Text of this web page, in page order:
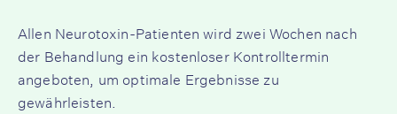
Allen Neurotoxin-Patienten wird zwei Wochen nach
der Behandlung ein kostenloser Kontrolltermin
angeboten, um optimale Ergebnisse zu
gewährleisten.